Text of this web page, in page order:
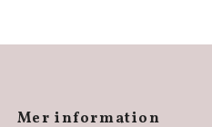
Mer information